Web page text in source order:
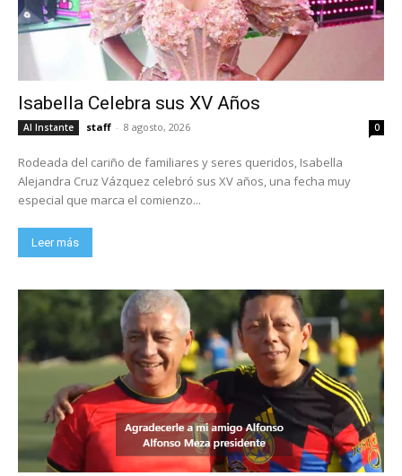
Isabella Celebra sus XV Años
Al Instante staff - 8 agosto, 2026 0
Rodeada del cariño de familiares y seres queridos, Isabella
Alejandra Cruz Vázquez celebró sus XV años, una fecha muy
especial que marca el comienzo...
Leer más